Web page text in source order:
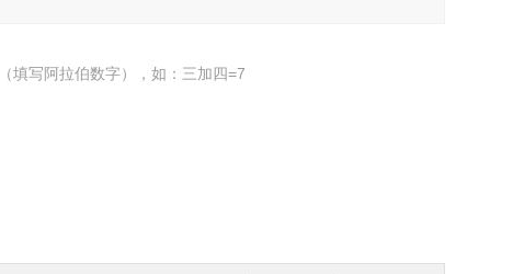
填写阿拉伯数字），如：三加四=7